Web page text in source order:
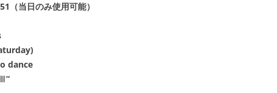
（当日のみ使用可能）
dance